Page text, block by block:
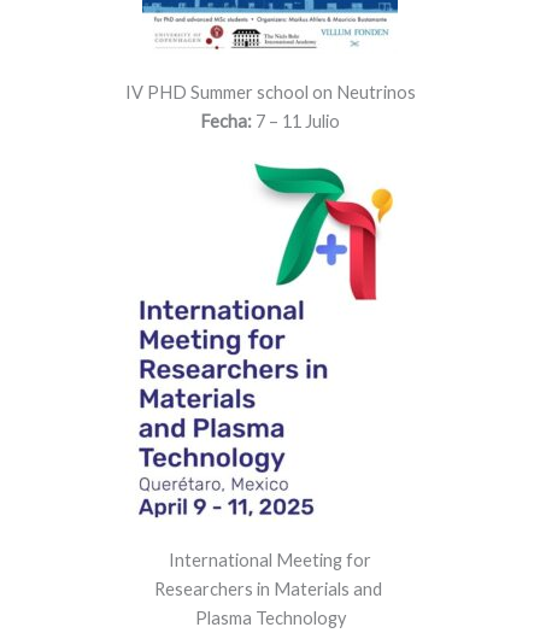
IV PHD Summer school on Neutrinos
Fecha: 7 – 11 Julio
International Meeting for
Researchers in Materials and
Plasma Technology